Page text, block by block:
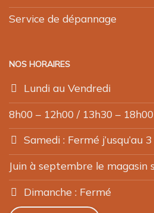
Service de dépannage
NOS HORAIRES
Lundi au Vendredi
8h00 – 12h00 / 13h30 – 18h00
Samedi : Fermé j’usqu’au
Juin à septembre le magasin
Dimanche : Fermé